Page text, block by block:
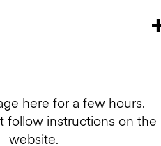
here for a few hours.
follow instructions on the
website.